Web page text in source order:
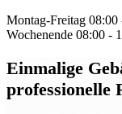
Montag-Freitag 08:00
Wochenende 08:00 -
Einmalige
professionelle